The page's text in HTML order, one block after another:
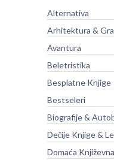
Alternativa
Arhitektura &
Avantura
Beletristika
Besplatne Knjige
Bestseleri
Biografije &
Dečije Knjige &
Domaća